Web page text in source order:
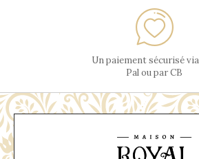
Un paiement sécurisé
Pal ou par CB